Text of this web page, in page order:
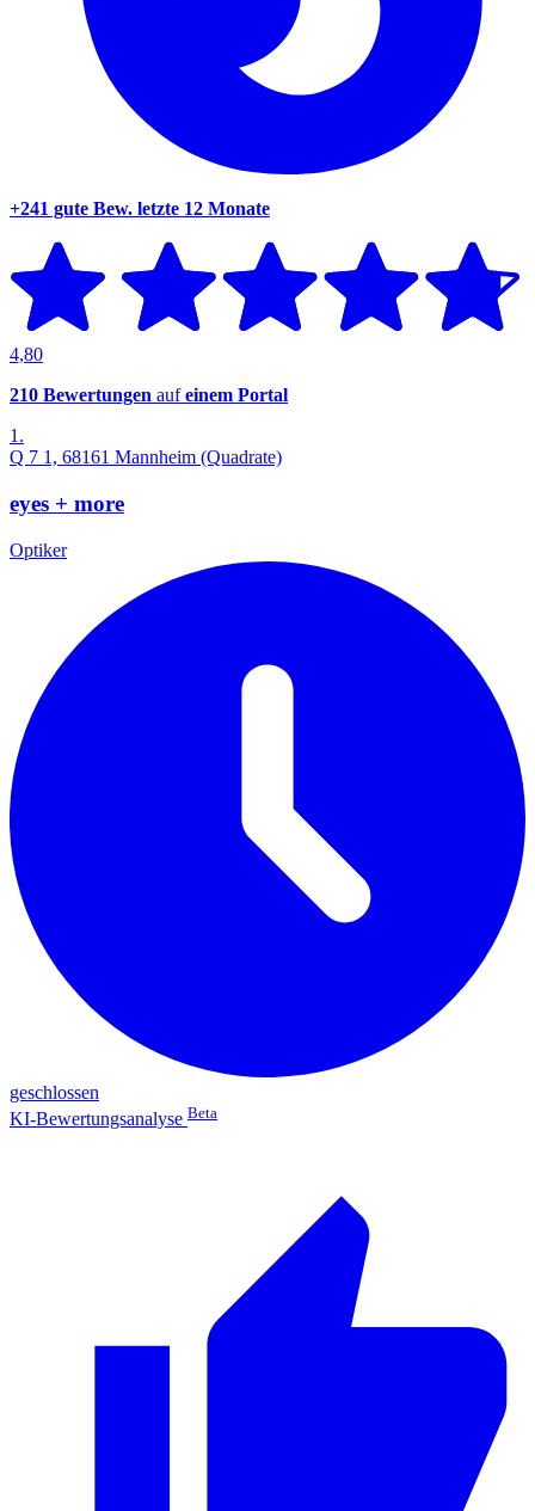
+241 gute Bew. letzte 12 Monate
4,80
210 Bewertungen aufeinem Portal
1.
Q 7 1, 68161 Mannheim (Quadrate)
eyes + more
Optiker
geschlossen
KI-Bewertungsanalyse Beta